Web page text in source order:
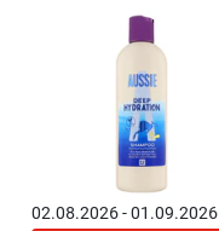
02.08.2026 - 01.09.2026